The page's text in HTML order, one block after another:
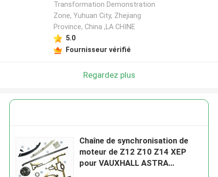
Transformation Demonstration
Zone, Yuhuan City, Zhejiang
Province, China ,LA CHINE
5.0
Fournisseur vérifié
Regardez plus
Chaîne de synchronisation de
moteur de Z12 Z10 Z14 XEP
pour VAUXHALL ASTRA